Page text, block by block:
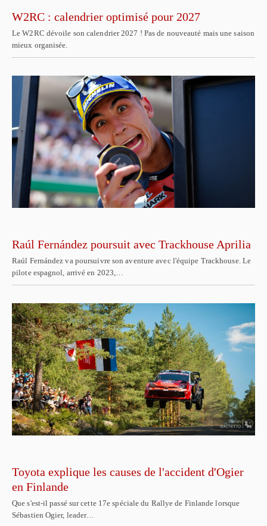
W2RC : calendrier optimisé pour 2027
Le W2RC dévoile son calendrier 2027 ! Pas de nouveauté mais une saison
mieux organisée.
Raúl Fernández poursuit avec Trackhouse Aprilia
Raúl Fernández va poursuivre son aventure avec l'équipe Trackhouse. Le
pilote espagnol, arrivé en 2023,…
Toyota explique les causes de l'accident d'Ogier
en Finlande
Que s'est-il passé sur cette 17e spéciale du Rallye de Finlande lorsque
Sébastien Ogier, leader…